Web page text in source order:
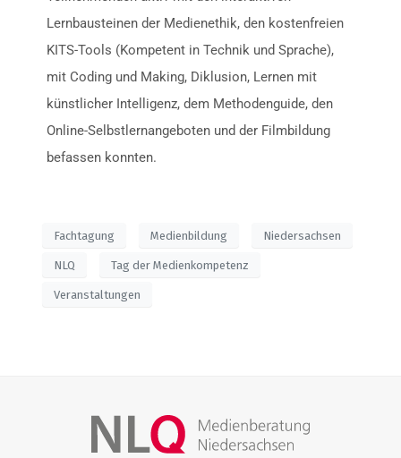
Lernbausteinen der Medienethik, den kostenfreien
KITS-Tools (Kompetent in Technik und Sprache),
mit Coding und Making, Diklusion, Lernen mit
künstlicher Intelligenz, dem Methodenguide, den
Online-Selbstlernangeboten und der Filmbildung
befassen konnten.
Fachtagung Medienbildung Niedersachsen
NLQ Tag der Medienkompetenz
Veranstaltungen